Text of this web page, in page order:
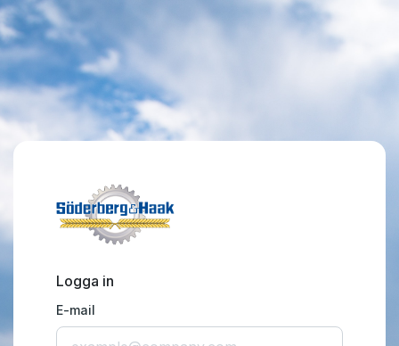
Logga in
E-mail